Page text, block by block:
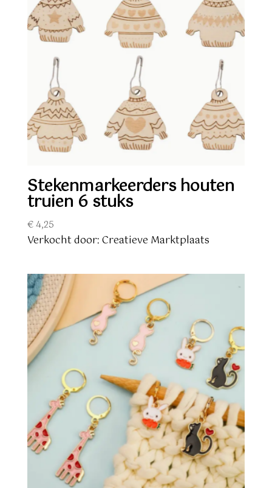
Stekenmarkeerders houten
truien 6 stuks
€4,25
Verkocht door: Creatieve Marktplaats